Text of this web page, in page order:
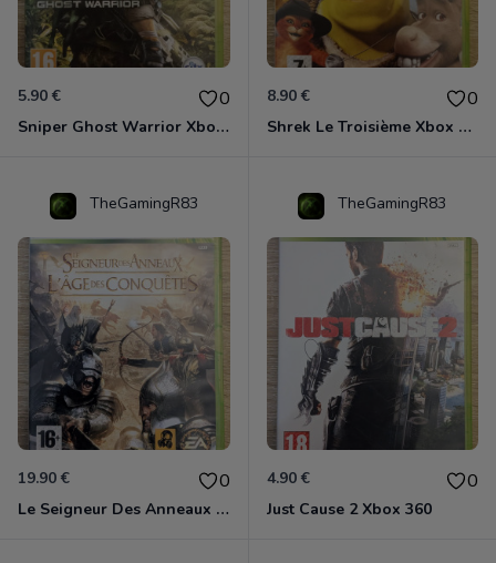
5.90 € 0
Sniper Ghost Warrior Xbox 360
8.90 € 0
Shrek Le Troisième Xbox 360
TheGamingR83
19.90 € 0
Le Seigneur Des Anneaux - L'âge Des Conquêtes Xbox 360
TheGamingR83
4.90 € 0
Just Cause 2 Xbox 360